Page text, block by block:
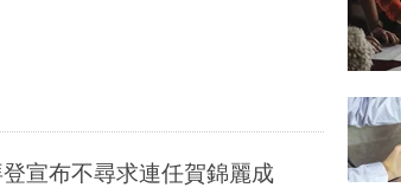
宣布不尋求連任賀錦麗成